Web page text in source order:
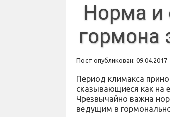
Норма и
гормона
Пост опубликован: 09.04.2017
Период климакса
сказывающиеся как на
Чрезвычайно важна
ведущим в